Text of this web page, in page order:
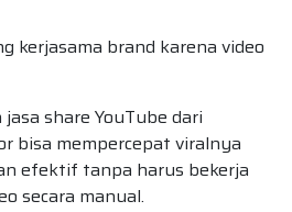
kerjasama brand karena video
share YouTube dari
bisa mempercepat viralnya
efektif tanpa harus bekerja
secara manual.